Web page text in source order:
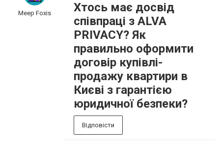
Meep Foxis
Хтось має досвід
співпраці з ALVA
PRIVACY? Як
правильно оформити
договір купівлі-
продажу квартири в
Києві з гарантією
юридичної безпеки?
Відповісти